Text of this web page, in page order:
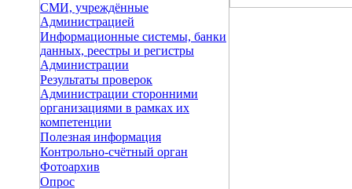
СМИ, учреждённые
Администрацией
Информационные системы, банки
данных, реестры и регистры
Администрации
Результаты проверок
Администрации сторонними
организациями в рамках их
компетенции
Полезная информация
Контрольно-счётный орган
Фотоархив
Опрос